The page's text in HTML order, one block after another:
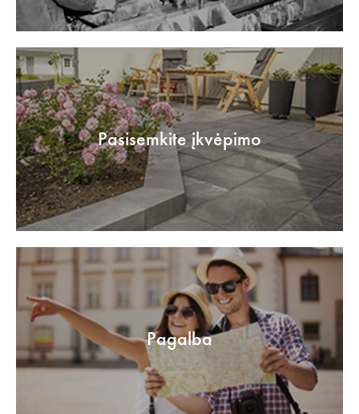
Pasisemkite įkvėpimo
Pagalba